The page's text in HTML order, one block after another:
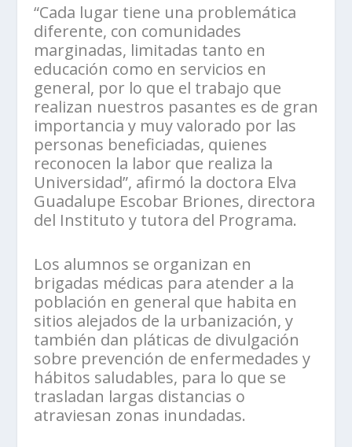
“Cada lugar tiene una problemática
diferente, con comunidades
marginadas, limitadas tanto en
educación como en servicios en
general, por lo que el trabajo que
realizan nuestros pasantes es de gran
importancia y muy valorado por las
personas beneficiadas, quienes
reconocen la labor que realiza la
Universidad”, afirmó la doctora Elva
Guadalupe Escobar Briones, directora
del Instituto y tutora del Programa.
Los alumnos se organizan en
brigadas médicas para atender a la
población en general que habita en
sitios alejados de la urbanización, y
también dan pláticas de divulgación
sobre prevención de enfermedades y
hábitos saludables, para lo que se
trasladan largas distancias o
atraviesan zonas inundadas.